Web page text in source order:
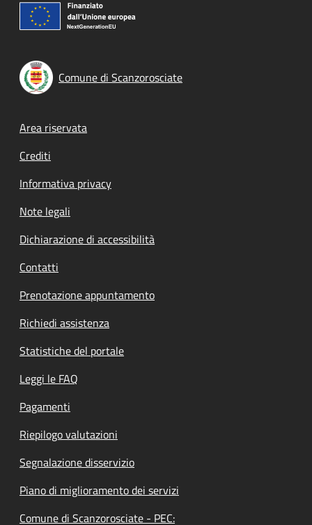
Comune di Scanzorosciate
Footer menu
Area riservata
Crediti
Informativa privacy
Note legali
Dichiarazione di accessibilità
Contatti
Prenotazione appuntamento
Richiedi assistenza
Statistiche del portale
Leggi le FAQ
Pagamenti
Riepilogo valutazioni
Segnalazione disservizio
Piano di miglioramento dei servizi
Comune di Scanzorosciate - PEC: